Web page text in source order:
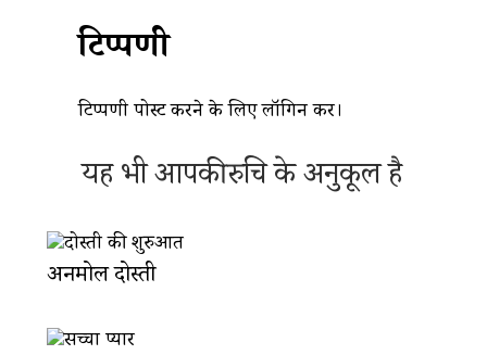
टिप्पणी
टिप्पणी पोस्ट करने के लिएलॉगिनकरें।
यह भी आपकी रुचि के अनुकूल है
अनमोल दोस्ती